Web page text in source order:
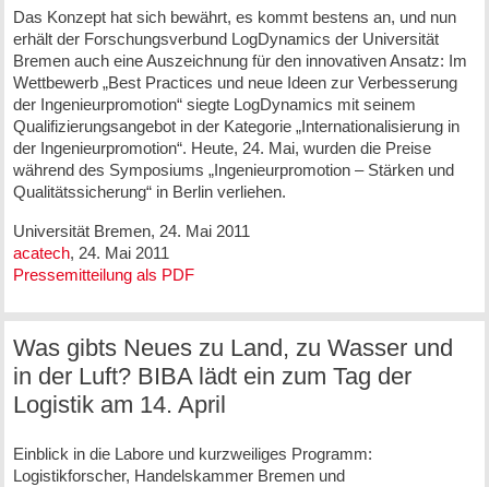
Das Konzept hat sich bewährt, es kommt bestens an, und nun
erhält der Forschungsverbund LogDynamics der Universität
Bremen auch eine Auszeichnung für den innovativen Ansatz: Im
Wettbewerb „Best Practices und neue Ideen zur Verbesserung
der Ingenieurpromotion“ siegte LogDynamics mit seinem
Qualifizierungsangebot in der Kategorie „Internationalisierung in
der Ingenieurpromotion“. Heute, 24. Mai, wurden die Preise
während des Symposiums „Ingenieurpromotion – Stärken und
Qualitätssicherung“ in Berlin verliehen.
Universität Bremen, 24. Mai 2011
acatech, 24. Mai 2011
Pressemitteilung als PDF
Was gibts Neues zu Land, zu Wasser und
in der Luft? BIBA lädt ein zum Tag der
Logistik am 14. April
Einblick in die Labore und kurzweiliges Programm:
Logistikforscher, Handelskammer Bremen und